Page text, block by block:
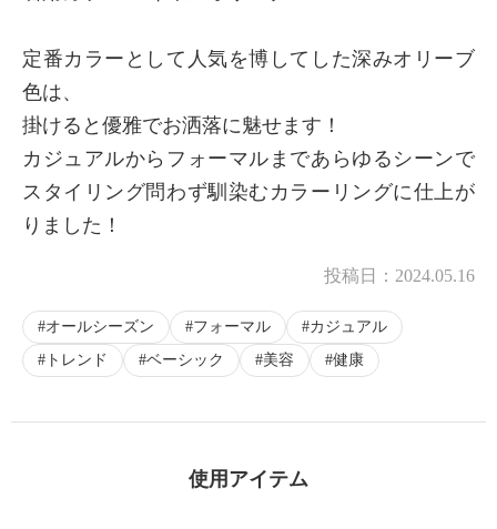
× 商品紹介
定番カラーとして人気を博してした深みオリーブ
色は、
掛けると優雅でお洒落に魅せます！
カジュアルからフォーマルまであらゆるシーンで
スタイリング問わず馴染むカラーリングに仕上が
りました！
投稿日： 2024.05.16
オールシーズン フォーマル
カジュアル
トレンド
ベーシック 美容 健康
使用アイテム